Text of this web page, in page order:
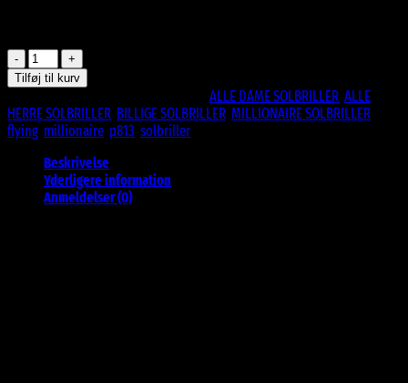
Flying
Millionaire
Solbriller
|
Sorte
antal
Tilføj til kurv
ALLE DAME SOLBRILLER ALLE
HERRE SOLBRILLER BILLIGE SOLBRILLER MILLIONAIRE SOLBRILLER
flying millionaire p813 solbriller
Beskrivelse
Yderligere information
Anmeldelser (0)